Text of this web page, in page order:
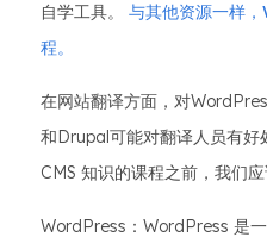
自学工具。 与其他资源一样
程。
在网站翻译方面，对
和Drupal可能对翻译人员有好
CMS 知识的课程之前，我们应
WordPress：WordPress 是